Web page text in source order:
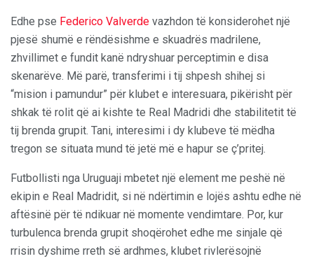
Edhe pse Federico Valverde vazhdon të konsiderohet një
pjesë shumë e rëndësishme e skuadrës madrilene,
zhvillimet e fundit kanë ndryshuar perceptimin e disa
skenarëve. Më parë, transferimi i tij shpesh shihej si
“mision i pamundur” për klubet e interesuara, pikërisht për
shkak të rolit që ai kishte te Real Madridi dhe stabilitetit të
tij brenda grupit. Tani, interesimi i dy klubeve të mëdha
tregon se situata mund të jetë më e hapur se ç’pritej.
Futbollisti nga Uruguaji mbetet një element me peshë në
ekipin e Real Madridit, si në ndërtimin e lojës ashtu edhe në
aftësinë për të ndikuar në momente vendimtare. Por, kur
turbulenca brenda grupit shoqërohet edhe me sinjale që
rrisin dyshime rreth së ardhmes, klubet rivlerësojnë